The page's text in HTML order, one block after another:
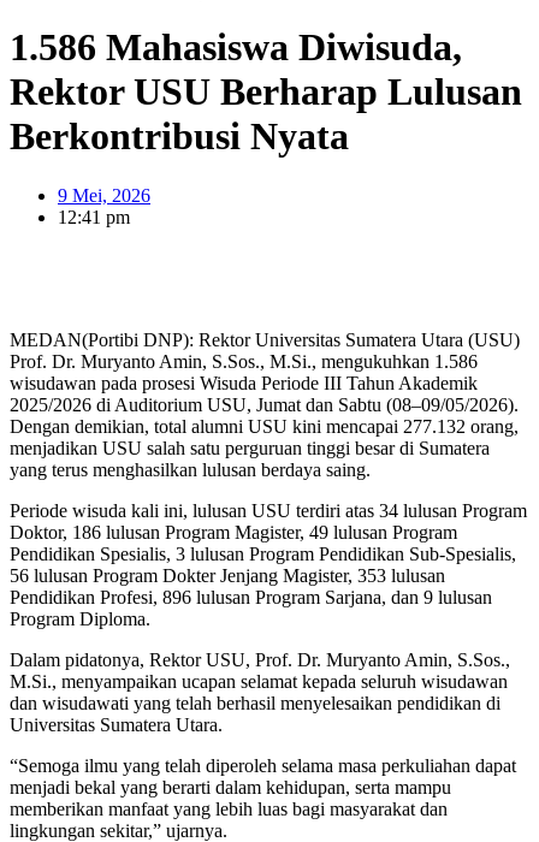
1.586 Mahasiswa Diwisuda,
Rektor USU Berharap Lulusan
Berkontribusi Nyata
9 Mei, 2026
12:41 pm
MEDAN(Portibi DNP): Rektor Universitas Sumatera Utara (USU)
Prof. Dr. Muryanto Amin, S.Sos., M.Si., mengukuhkan 1.586
wisudawan pada prosesi Wisuda Periode III Tahun Akademik
2025/2026 di Auditorium USU, Jumat dan Sabtu (08–09/05/2026).
Dengan demikian, total alumni USU kini mencapai 277.132 orang,
menjadikan USU salah satu perguruan tinggi besar di Sumatera
yang terus menghasilkan lulusan berdaya saing.
Periode wisuda kali ini, lulusan USU terdiri atas 34 lulusan Program
Doktor, 186 lulusan Program Magister, 49 lulusan Program
Pendidikan Spesialis, 3 lulusan Program Pendidikan Sub-Spesialis,
56 lulusan Program Dokter Jenjang Magister, 353 lulusan
Pendidikan Profesi, 896 lulusan Program Sarjana, dan 9 lulusan
Program Diploma.
Dalam pidatonya, Rektor USU, Prof. Dr. Muryanto Amin, S.Sos.,
M.Si., menyampaikan ucapan selamat kepada seluruh wisudawan
dan wisudawati yang telah berhasil menyelesaikan pendidikan di
Universitas Sumatera Utara.
“Semoga ilmu yang telah diperoleh selama masa perkuliahan dapat
menjadi bekal yang berarti dalam kehidupan, serta mampu
memberikan manfaat yang lebih luas bagi masyarakat dan
lingkungan sekitar,” ujarnya.